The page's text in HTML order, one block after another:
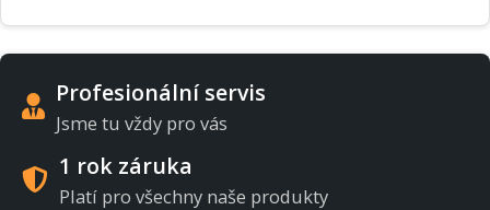
Profesionální servis
Jsme tu vždy pro vás
1 rok záruka
Platí pro všechny naše produkty